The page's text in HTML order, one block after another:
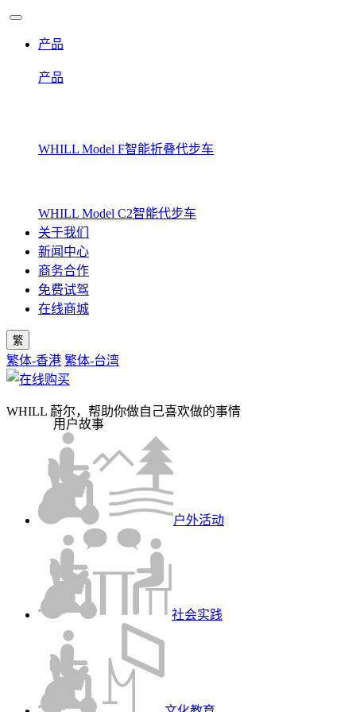
产品
产品
WHILL Model F智能折叠代步车
WHILL Model C2智能代步车
关于我们
新闻中心
商务合作
免费试驾
在线商城
繁
繁体-香港 繁体-台湾
用户故事
WHILL 蔚尔，帮助你做自己喜欢做的事情
户外活动
社会实践